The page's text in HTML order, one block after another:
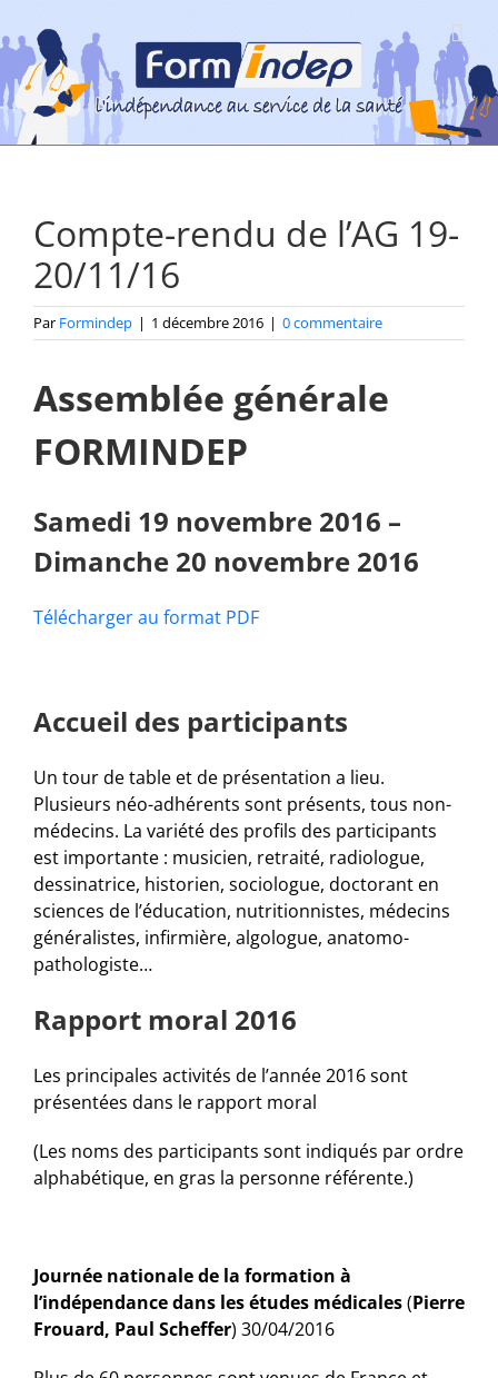
au
contenu
Compte-rendu de l’AG 19-
20/11/16
Par Formindep | 1 décembre 2016 | 0 commentaire
Assemblée générale
FORMINDEP
Samedi 19 novembre 2016 –
Dimanche 20 novembre 2016
Télécharger au format PDF
Accueil des participants
Un tour de table et de présentation a lieu.
Plusieurs néo-adhérents sont présents, tous non-
médecins. La variété des profils des participants
est importante : musicien, retraité, radiologue,
dessinatrice, historien, sociologue, doctorant en
sciences de l’éducation, nutritionnistes, médecins
généralistes, infirmière, algologue, anatomo-
pathologiste…
Rapport moral 2016
Les principales activités de l’année 2016 sont
présentées dans le rapport moral
(Les noms des participants sont indiqués par ordre
alphabétique, en gras la personne référente.)
Journée nationale de la formation à
l’indépendance dans les études médicales(Pierre
Frouard, Paul Scheffer) 30/04/2016